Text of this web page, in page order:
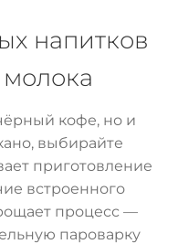
напитков
кофе, но и
выбирайте
приготовление
встроенного
процесс —
пароварку